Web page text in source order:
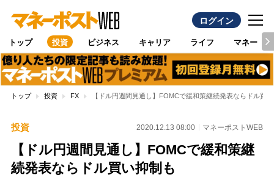
ログイン
トップ 投資 ビジネス キャリア ライフ マネー
トップ 投資 FX 【ドル円週間見通し】FOMCで緩和策継続発表ならドル買
投資 2020.12.13 08:00 マネーポストWEB
【ドル円週間見通し】FOMCで緩和策継
続発表ならドル買い抑制も